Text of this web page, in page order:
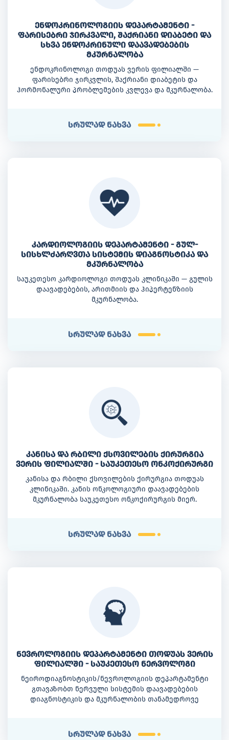
ენდოკრინოლოგიის დეპარტამენტი -
ფარისებრი ჯირკვალი, შაქრიანი დიაბეტი და
სხვა ენდოკრინული დაავადებების
მკურნალობა
ენდოკრინოლოგი თოდუას ვერის ფილიალში —
ფარისებრი ჯირკვლის, შაქრიანი დიაბეტის და
ჰორმონალური პრობლემების კვლევა და მკურნალობა.
სრულად ნახვა
კარდიოლოგიის დეპარტამენტი - გულ-
სისხლძარღვთა სისტემის დიაგნოსტიკა და
მკურნალობა
საუკეთესო კარდიოლოგი თოდუას კლინიკაში — გულის
დაავადებების, არითმიის და ჰიპერტენზიის
მკურნალობა.
სრულად ნახვა
კანისა და რბილი ქსოვილების ქირურგია
ვერის ფილიალში - საუკეთესო ონკოქირურგი
კანისა და რბილი ქსოვილების ქირურგია თოდუას
კლინიკაში. კანის ონკოლოგიური დაავადებების
მკურნალობა საუკეთესო ონკოქირურგის მიერ.
სრულად ნახვა
ნევროლოგიის დეპარტამენტი თოდუას ვერის
ფილიალში - საუკეთესო ნერვოლოგი
ნეიროდიაგნოსტიკის/ნევროლოგიის დეპარტამენტი
გთავაზობთ ნერვული სისტემის დაავადებების
დიაგნოსტიკის და მკურნალობის თანამედროვე
სრულად ნახვა